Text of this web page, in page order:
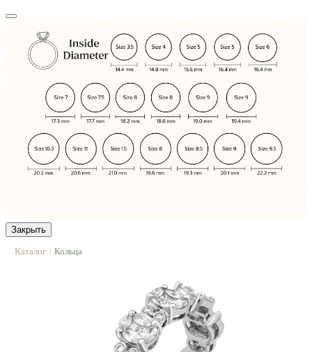
Закрыть
Каталог | Кольца